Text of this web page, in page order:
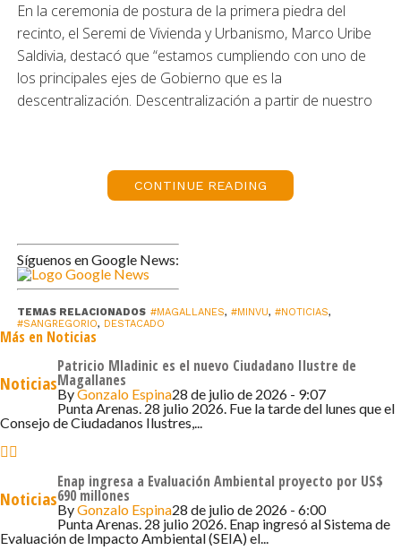
En la ceremonia de postura de la primera piedra del
recinto, el Seremi de Vivienda y Urbanismo, Marco Uribe
Saldivia, destacó que “estamos cumpliendo con uno de
los principales ejes de Gobierno que es la
descentralización. Descentralización a partir de nuestro
acá en la Región de Magallanes, primero en Torres del
Paine, ahora en San Gregorio, y es una línea más en las
comunas que están más apartadas y donde el Estado no
ha podido llegar en años. Entonces, en ese sentido
estamos realizando como Ministerio acá en la región de
Magallanes y de la Antártica Chilena”.
Los Centros Comunitarios de Cuidado y Protección
tienen por objetivo brindar a las comunidades locales,
espacios públicos e infraestructura orientados en su
Género, de Cuidados, de Reducción de Riesgos de
Desastres y de Gestión Comunitaria. Además, están
diseñados para ser usados como centros de operación,
ante la ocurrencia de emergencias, por lo que cuentan
CONTINUE READING
Síguenos en Google News:
TEMAS RELACIONADOS #MAGALLANES, #MINVU, #NOTICIAS,
#SANGREGORIO, DESTACADO
Más en Noticias
Noticias
Patricio Mladinic es el nuevo Ciudadano Ilustre de
Magallanes
ByGonzalo Espina28 de julio de 2026 - 9:07
Punta Arenas. 28 julio 2026. Fue la tarde del lunes que el
Consejo de Ciudadanos Ilustres,...
Noticias
Enap ingresa a Evaluación Ambiental proyecto por US$
690 millones
ByGonzalo Espina28 de julio de 2026 - 6:00
Punta Arenas. 28 julio 2026. Enap ingresó al Sistema de
Evaluación de Impacto Ambiental (SEIA) el...